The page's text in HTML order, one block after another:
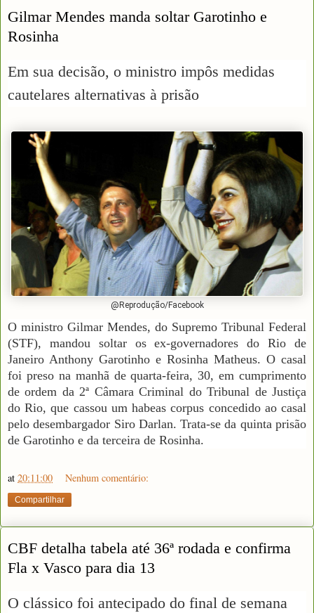
Gilmar Mendes manda soltar Garotinho e
Rosinha
Em sua decisão, o ministro impôs medidas
cautelares alternativas à prisão
@Reprodução/Facebook
O ministro Gilmar Mendes, do Supremo Tribunal Federal
(STF), mandou soltar os ex-governadores do Rio de
Janeiro Anthony Garotinho e Rosinha Matheus. O casal
foi preso na manhã de quarta-feira, 30, em cumprimento
de ordem da 2ª Câmara Criminal do Tribunal de Justiça
do Rio, que cassou um habeas corpus concedido ao casal
pelo desembargador Siro Darlan. Trata-se da quinta prisão
de Garotinho e da terceira de Rosinha.
at 20:11:00 Nenhum comentário:
Compartilhar
CBF detalha tabela até 36ª rodada e confirma
Fla x Vasco para dia 13
O clássico foi antecipado do final de semana